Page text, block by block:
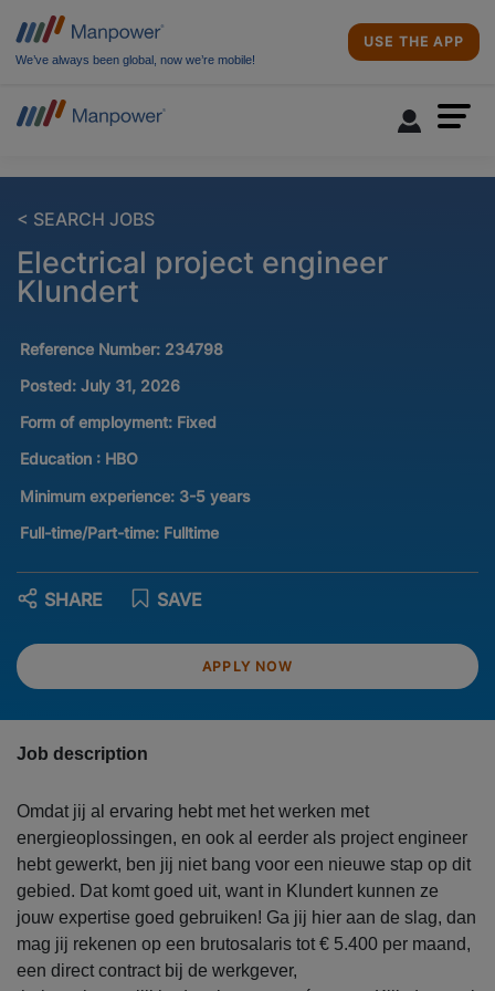
We’ve always been global, now we’re mobile!
USE THE APP
< SEARCH JOBS
Electrical project engineer
Klundert
Reference Number: 234798
Posted: July 31, 2026
Form of employment: Fixed
Education : HBO
Minimum experience: 3-5 years
Full-time/Part-time: Fulltime
APPLY NOW
SAVE
SHARE
Job description
Omdat jij al ervaring hebt met het werken met
energieoplossingen, en ook al eerder als project engineer
hebt gewerkt, ben jij niet bang voor een nieuwe stap op dit
gebied. Dat komt goed uit, want in Klundert kunnen ze
jouw expertise goed gebruiken! Ga jij hier aan de slag, dan
mag jij rekenen op een brutosalaris tot € 5.400 per maand,
een direct contract bij de werkgever,